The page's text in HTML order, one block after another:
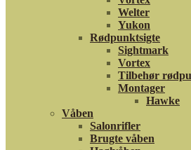
Welter
Yukon
Rødpunktsigte
Sightmark
Vortex
Tilbehør
Montager
Hawke
Våben
Salonrifler
Brugte våben